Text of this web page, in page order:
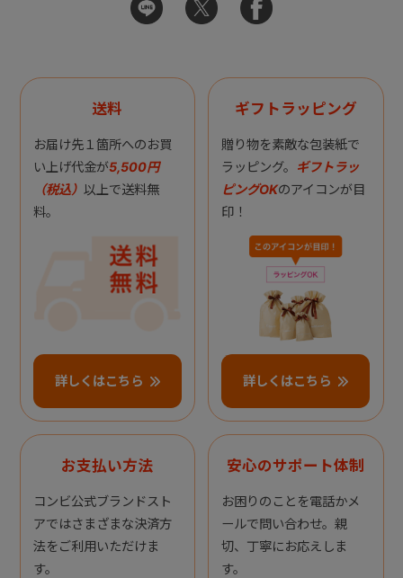
送料
お届け先１箇所へのお買
い上げ代金が5,500円
（税込） 以上で送料無
料。
詳しくはこちら
ギフトラッピング
贈り物を素敵な包装紙で
ラッピング。 ギフトラッ
ピングOKのアイコンが目
印！
詳しくはこちら
お支払い方法
コンビ公式ブランドスト
アではさまざまな決済方
法をご利用いただけま
す。
安心のサポート体制
お困りのことを電話かメ
ールで問い合わせ。親
切、丁寧にお応えしま
す。